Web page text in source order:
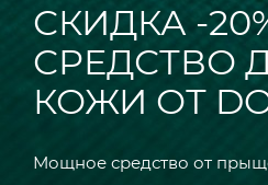
СКИДКА -
СРЕДСТВО
КОЖИ ОТ
Мощное средство от